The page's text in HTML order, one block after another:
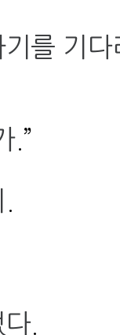
를 기
.”
다.